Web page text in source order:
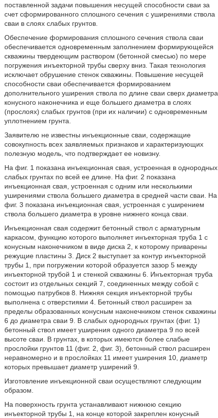
поставленной задачи повышения несущей способности сваи за
счет сформированного сплошного сечения с уширениями ствола
сваи в слоях слабых грунтов.
Обеспечение формирования сплошного сечения ствола сваи
обеспечивается одновременным заполнением формирующейся
скважины твердеющим раствором (бетонной смесью) по мере
погружения инъекторной трубы сверху вниз. Такая технология
исключает обрушение стенок скважины. Повышение несущей
способности сваи обеспечивается формированием
дополнительного уширения ствола по длине сваи сверх диаметра
конусного наконечника и еще большего диаметра в слоях
(прослоях) слабых грунтов (при их наличии) с одновременным
уплотнением грунта.
Заявителю не известны инъекционные сваи, содержащие
совокупность всех заявляемых признаков и характеризующих
полезную модель, что подтверждает ее новизну.
На фиг. 1 показана инъекционная свая, устроенная в однородных
слабых грунтах по всей ее длине. На фиг. 2 показана
инъекционная свая, устроенная с одним или несколькими
уширениями ствола большего диаметра в средней части сваи. На
фиг. 3 показана инъекционная свая, устроенная с уширением
ствола большего диаметра в уровне нижнего конца сваи.
Инъекционная свая содержит бетонный ствол с арматурным
каркасом, функцию которого выполняет инъекторная труба 1 с
конусным наконечником в виде диска 2, к которому приварены
режущие пластины 3. Диск 2 выступает за контур инъекторной
трубы 1, при погружении которой образуется зазор 5 между
инъекторной трубой 1 и стенкой скважины 6. Инъекторная труба
состоит из отдельных секций 7, соединенных между собой с
помощью патрубков 8. Нижняя секция инъекторной трубы
выполнена с отверстиями 4. Бетонный ствол расширен за
пределы образованных конусным наконечником стенок скважины
6 до диаметра сваи 9. В слабых однородных грунтах (фиг. 1)
бетонный ствол имеет уширения одного диаметра 9 по всей
высоте сваи. В грунтах, в которых имеются более слабые
прослойки грунтов 11 (фиг. 2, фиг. 3), бетонный ствол расширен
неравномерно и в прослойках 11 имеет уширения 10, диаметр
которых превышает диаметр уширений 9.
Изготовление инъекционной сваи осуществляют следующим
образом.
На поверхность грунта устанавливают нижнюю секцию
инъекторной трубы 1, на конце которой закреплен конусный